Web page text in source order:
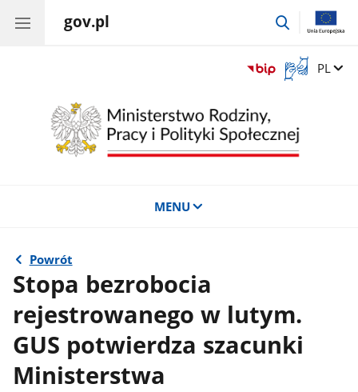
gov.pl
przejdź
Otwórz
okno
języka
migowego
Zmień
PL
MENU
Powrót
Stopa bezrobocia
rejestrowanego w lutym.
GUS potwierdza szacunki
Ministerstwa